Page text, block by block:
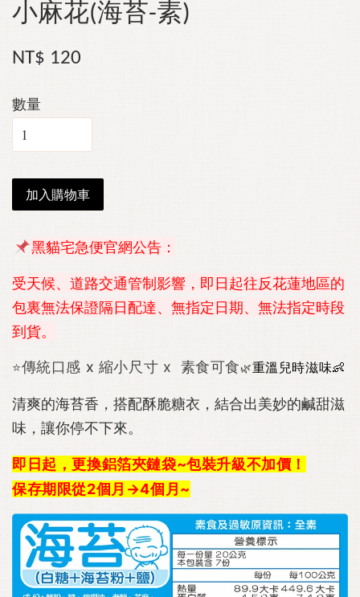
小麻花(海苔-素)
NT$ 120
數量
加入購物車
黑貓宅急便官網公告：
受天候、道路交通管制影響，即日起往反花蓮地區的
包裏無法保證隔日配達、無指定日期、無法指定時段
到貨。
⭐傳統口感 x 縮小尺寸 x 素食可食🌿重溫兒時滋味👶
清爽的海苔香，搭配酥脆糖衣，結合出美妙的鹹甜滋
味，讓你停不下來。
即日起，更換鋁箔夾鏈袋~包裝升級不加價！
保存期限從2個月→4個月~